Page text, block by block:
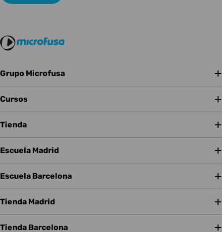
Grupo Microfusa
Cursos
Tienda
Escuela Madrid
Escuela Barcelona
Tienda Madrid
Tienda Barcelona